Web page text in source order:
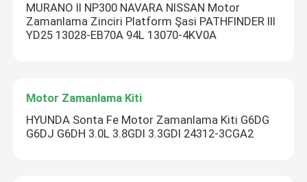
MURANO II NP300 NAVARA NISSAN Motor
Zamanlama Zinciri Platform Şasi PATHFINDER III
YD25 13028-EB70A 94L 13070-4KV0A
Motor Zamanlama Kiti
HYUNDA Sonta Fe Motor Zamanlama Kiti G6DG
G6DJ G6DH 3.0L 3.8GDI 3.3GDI 24312-3CGA2